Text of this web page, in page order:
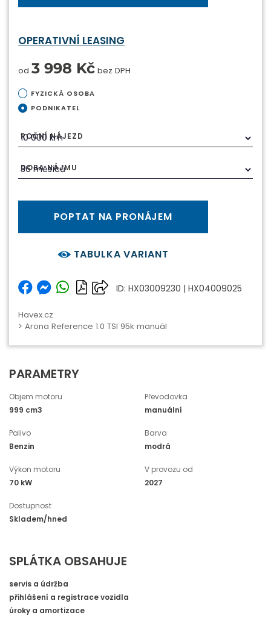
OPERATIVNÍ LEASING
od 3 998 Kč bez DPH
FYZICKÁ OSOBA
PODNIKATEL
ROČNÍ NÁJEZD
DOBA NÁJMU
POPTAT NA PRONÁJEM
TABULKA VARIANT
ID: HX03009230 | HX04009025
Havex.cz
> Arona Reference 1.0 TSI 95k manuál
PARAMETRY
Objem motoru
999 cm3
Převodovka
manuální
Palivo
Benzin
Barva
modrá
Výkon motoru
70 kW
V provozu od
2027
Dostupnost
Skladem/hned
SPLÁTKA OBSAHUJE
servis a údržba
přihlášení a registrace vozidla
úroky a amortizace